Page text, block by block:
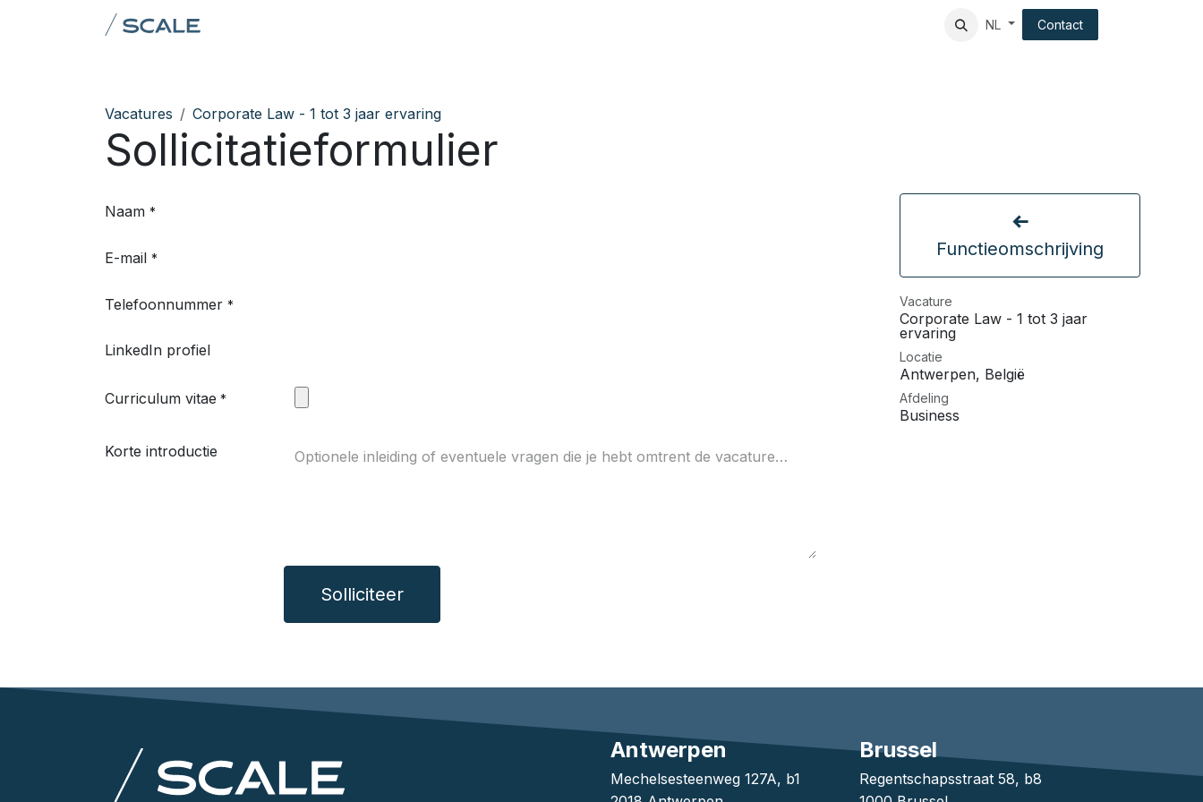
Overslaan naar inhoud
Client experience NL Contact
Vacatures Corporate Law - 1 tot 3 jaar ervaring
Sollicitatieformulier
Naam *
E-mail *
Telefoonnummer *
LinkedIn profiel
Curriculum vitae *
Korte introductie
Solliciteer
Functieomschrijving
Vacature
Corporate Law - 1 tot 3 jaar
ervaring
Locatie
Antwerpen, België
Afdeling
Business
Brussel
Regentschapsstraat 58, b8
Antwerpen
Mechelsesteenweg 127A, b1